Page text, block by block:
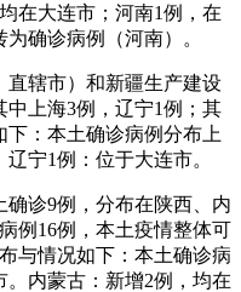
在大连市；河南1例，在
确诊病例（河南）。
直辖市）和新疆生产建设
上海3例，辽宁1例；其
：本土确诊病例分布上
宁1例：位于大连市。
诊9例，分布在陕西、内
例16例，本土疫情整体可
与情况如下：本土确诊病
内蒙古：新增2例，均在